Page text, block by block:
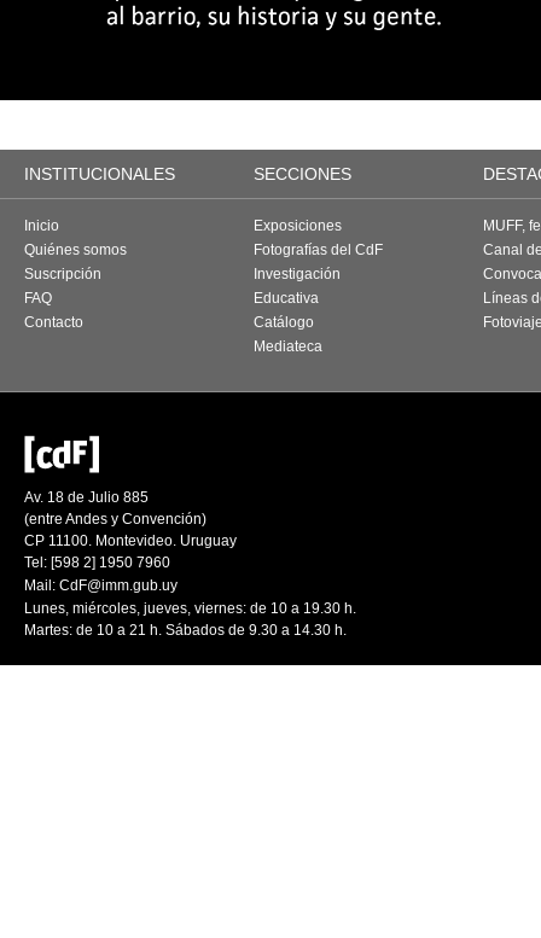
INSTITUCIONALES SECCIONES
Inicio
Quiénes somos
Suscripción
FAQ
Contacto
Exposiciones
Fotografías del CdF
Investigación
Educativa
Catálogo
Mediateca
MUFF,
Canal
Líneas
Av. 18 de Julio 885
(entre Andes y Convención)
CP 11100. Montevideo. Uruguay
Tel: [598 2] 1950 7960
Mail: CdF@imm.gub.uy
Lunes, miércoles, jueves, viernes: de 10 a 19.30 h.
Martes: de 10 a 21 h. Sábados de 9.30 a 14.30 h.